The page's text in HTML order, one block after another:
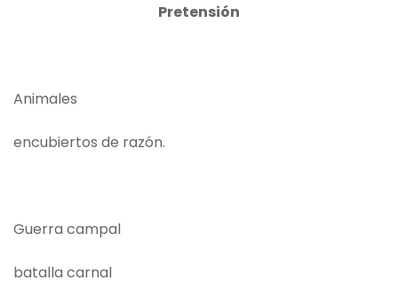
Pretensión
Animales
encubiertos de razón.
Guerra campal
batalla carnal